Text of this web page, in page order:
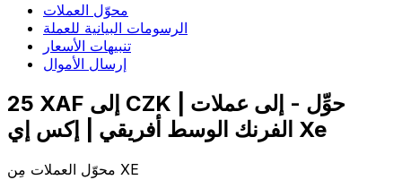
محوّل العملات
الرسومات البيانية للعملة
تنبيهات الأسعار
إرسال الأموال
25 XAF إلى CZK | حوِّل - إلى عملات
الفرنك الوسط أفريقي | إكس إي Xe
محوّل العملات مِن XE